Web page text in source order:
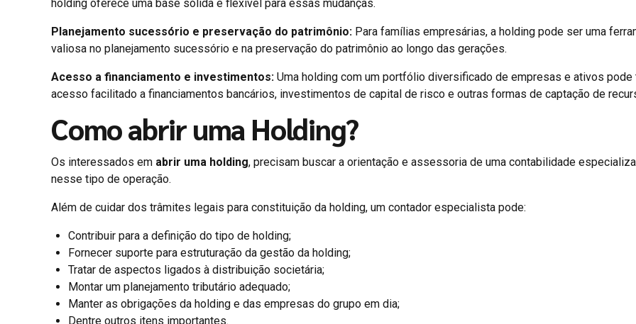
holding oferece uma base sólida e flexível para essas mudanças.
Planejamento sucessório e preservação do patrimônio: Para famílias empresárias, a holding pode ser uma
valiosa no planejamento sucessório e na preservação do patrimônio ao longo das gerações.
Acesso a financiamento e investimentos: Uma holding com um portfólio diversificado de empresas e ativos pode
acesso facilitado a financiamentos bancários, investimentos de capital de risco e outras formas de captação de
Como abrir uma Holding?
Os interessados em abrir uma holding, precisam buscar a orientação e assessoria de uma contabilidade
nesse tipo de operação.
Além de cuidar dos trâmites legais para constituição da holding, um contador especialista pode:
Contribuir para a definição do tipo de holding;
Fornecer suporte para estruturação da gestão da holding;
Tratar de aspectos ligados à distribuição societária;
Montar um planejamento tributário adequado;
Manter as obrigações da holding e das empresas do grupo em dia;
Dentre outros itens importantes.